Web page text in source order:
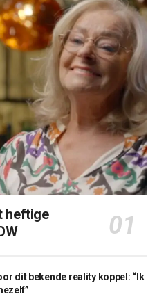
heftige
dit bekende reality koppel: “Ik